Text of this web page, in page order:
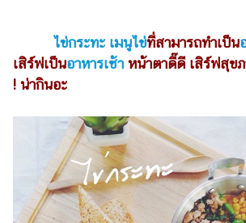
บันเทิง
รูปภาพ
Music
Station
ละคร
ไข่กระทะ เมนูไข่ที่สามารถทำเป็น
เสิร์ฟเป็นอาหารเช้า หน้าตาดี๊ดี เสิร์ฟสุข
! น่ากินอะ